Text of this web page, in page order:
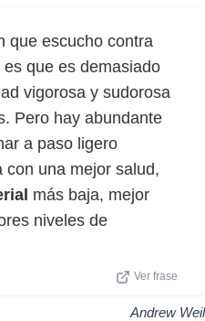
que escucho contra
que es demasiado
vigorosa y sudorosa
Pero hay abundante
a paso ligero
con una mejor salud,
más baja, mejor
niveles de
Ver frase
Andrew Weil